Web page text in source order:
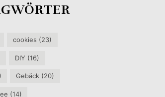
cookies (23)
DIY (16)
Gebäck (20)
(14)